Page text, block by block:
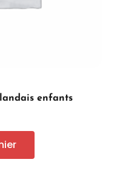
enfants